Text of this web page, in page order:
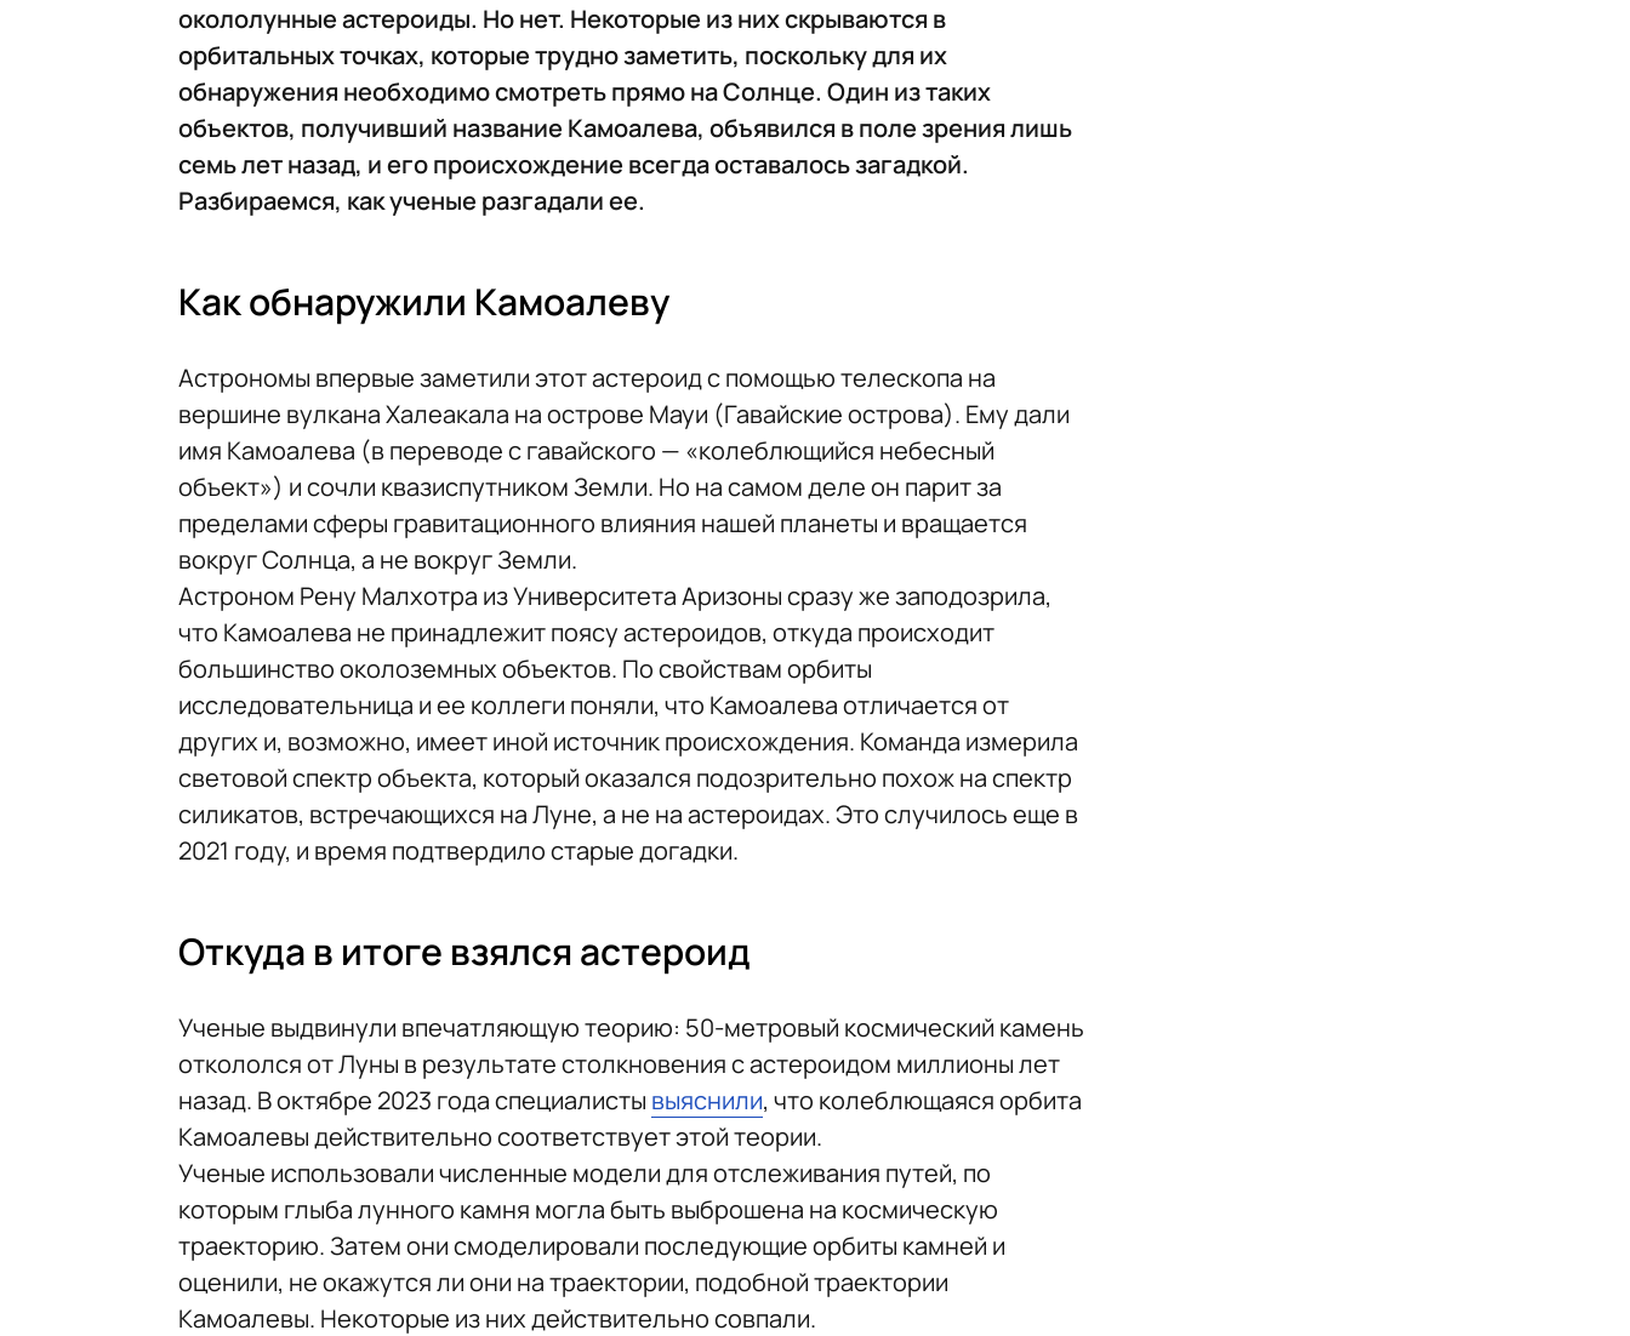
окололунные астероиды. Но нет. Некоторые из них скрываются в
орбитальных точках, которые трудно заметить, поскольку для их
обнаружения необходимо смотреть прямо на Солнце. Один из таких
объектов, получивший название Камоалева, объявился в поле зрения лишь
семь лет назад, и его происхождение всегда оставалось загадкой.
Разбираемся, как ученые разгадали ее.
Как обнаружили Камоалеву
Астрономы впервые заметили этот астероид с помощью телескопа на
вершине вулкана Халеакала на острове Мауи (Гавайские острова). Ему дали
имя Камоалева (в переводе с гавайского — «колеблющийся небесный
объект») и сочли квазиспутником Земли. Но на самом деле он парит за
пределами сферы гравитационного влияния нашей планеты и вращается
вокруг Солнца, а не вокруг Земли.
Астроном Рену Малхотра из Университета Аризоны сразу же заподозрила,
что Камоалева не принадлежит поясу астероидов, откуда происходит
большинство околоземных объектов. По свойствам орбиты
исследовательница и ее коллеги поняли, что Камоалева отличается от
других и, возможно, имеет иной источник происхождения. Команда измерила
световой спектр объекта, который оказался подозрительно похож на спектр
силикатов, встречающихся на Луне, а не на астероидах. Это случилось еще в
2021 году, и время подтвердило старые догадки.
Откуда в итоге взялся астероид
Ученые выдвинули впечатляющую теорию: 50-метровый космический камень
откололся от Луны в результате столкновения с астероидом миллионы лет
назад. В октябре 2023 года специалисты выяснили, что колеблющаяся орбита
Камоалевы действительно соответствует этой теории.
Ученые использовали численные модели для отслеживания путей, по
которым глыба лунного камня могла быть выброшена на космическую
траекторию. Затем они смоделировали последующие орбиты камней и
оценили, не окажутся ли они на траектории, подобной траектории
Камоалевы. Некоторые из них действительно совпали.